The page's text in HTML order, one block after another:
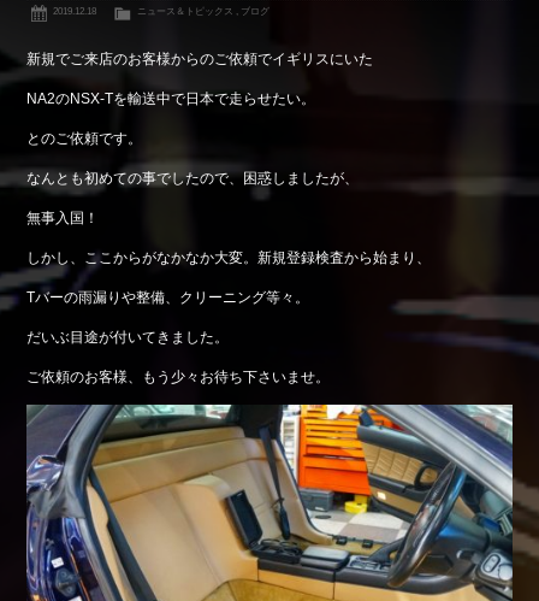
Reflesh Plan
Trade in
買取査定
Blog
Shop info.
店舗紹介
Company
会社概要
2019.12.18 ニュース＆トピックス , ブログ
新規でご来店のお客様からのご依頼でイギリスにいた
NA2のNSX-Tを輸送中で日本で走らせたい。
とのご依頼です。
なんとも初めての事でしたので、困惑しましたが、
無事入国！
しかし、ここからがなかなか大変。新規登録検査から始まり、
Tバーの雨漏りや整備、クリーニング等々。
だいぶ目途が付いてきました。
ご依頼のお客様、もう少々お待ち下さいませ。